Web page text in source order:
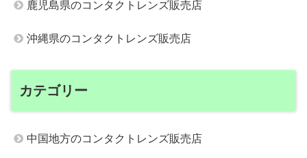
鹿児島県のコンタクトレンズ販売店
沖縄県のコンタクトレンズ販売店
カテゴリー
中国地方のコンタクトレンズ販売店